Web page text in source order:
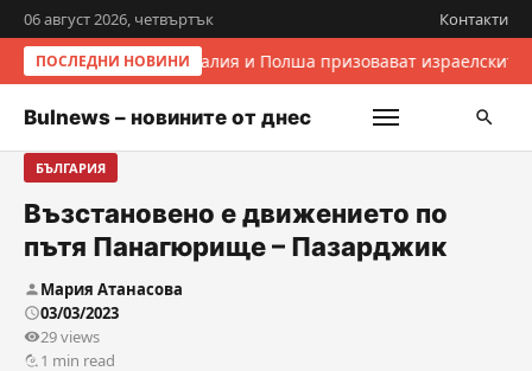
06 август 2026, четвъртък Контакти
ПОСЛЕДНИ НОВИНИИталия и Полша призовават
Bulnews – новините от днес
БЪЛГАРИЯ
Възстановено е движението по
пътя Панагюрище – Пазарджик
Мария Атанасова
03/03/2023
29 views
1 min read